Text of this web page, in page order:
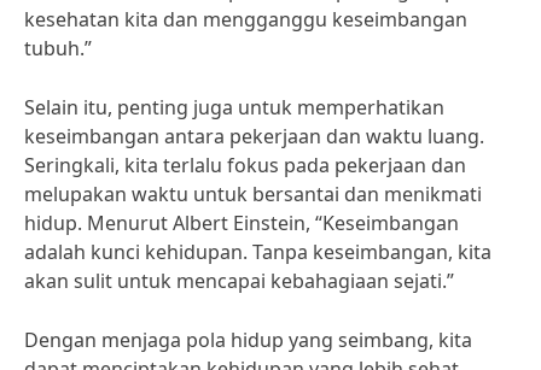
kesehatan kita dan mengganggu keseimbangan
tubuh.”
Selain itu, penting juga untuk memperhatikan
keseimbangan antara pekerjaan dan waktu luang.
Seringkali, kita terlalu fokus pada pekerjaan dan
melupakan waktu untuk bersantai dan menikmati
hidup. Menurut Albert Einstein, “Keseimbangan
adalah kunci kehidupan. Tanpa keseimbangan, kita
akan sulit untuk mencapai kebahagiaan sejati.”
Dengan menjaga pola hidup yang seimbang, kita